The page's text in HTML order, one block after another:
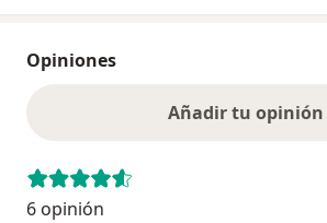
Opiniones
Añadir tu opinión
6 opinión